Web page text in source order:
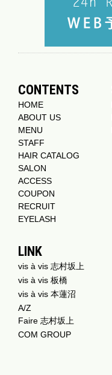
CONTENTS
HOME
ABOUT US
MENU
STAFF
HAIR CATALOG
SALON
ACCESS
COUPON
RECRUIT
EYELASH
LINK
vis à vis 志村坂上
vis à vis 板橋
vis à vis 本蓮沼
A/Z
Faire 志村坂上
COM GROUP